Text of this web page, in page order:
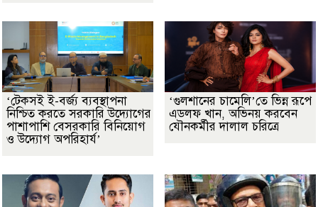
‘টেকসই ই-বর্জ্য ব্যবস্থাপনা
নিশ্চিত করতে সরকারি উদ্যোগের
পাশাপাশি বেসরকারি বিনিয়োগ
ও উদ্যোগ অপরিহার্য’
‘গুলশানের চামেলি’তে ভিন্ন রূপে
এডলফ খান, অভিনয় করবেন
যৌনকর্মীর দালাল চরিত্রে